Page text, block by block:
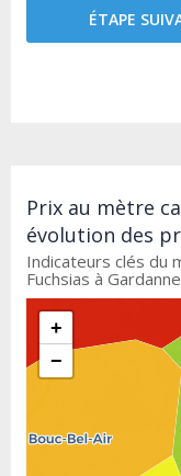
ÉTAPE
Prix au mètre
évolution des
Indicateurs clés du
Fuchsias à Gardanne
+
−